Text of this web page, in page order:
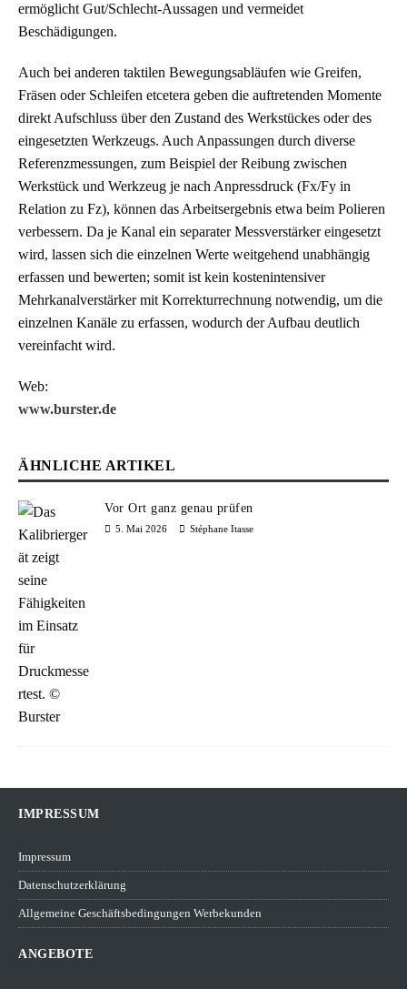
ermöglicht Gut/Schlecht-Aussagen und vermeidet
Beschädigungen.
Auch bei anderen taktilen Bewegungsabläufen wie Greifen,
Fräsen oder Schleifen etcetera geben die auftretenden Momente
direkt Aufschluss über den Zustand des Werkstückes oder des
eingesetzten Werkzeugs. Auch Anpassungen durch diverse
Referenzmessungen, zum Beispiel der Reibung zwischen
Werkstück und Werkzeug je nach Anpressdruck (Fx/Fy in
Relation zu Fz), können das Arbeitsergebnis etwa beim Polieren
verbessern. Da je Kanal ein separater Messverstärker eingesetzt
wird, lassen sich die einzelnen Werte weitgehend unabhängig
erfassen und bewerten; somit ist kein kostenintensiver
Mehrkanalverstärker mit Korrekturrechnung notwendig, um die
einzelnen Kanäle zu erfassen, wodurch der Aufbau deutlich
vereinfacht wird.
Web:
www.burster.de
ÄHNLICHE ARTIKEL
Vor Ort ganz genau prüfen
5. Mai 2026 Stéphane Itasse
IMPRESSUM
Impressum
Datenschutzerklärung
Allgemeine Geschäftsbedingungen Werbekunden
ANGEBOTE